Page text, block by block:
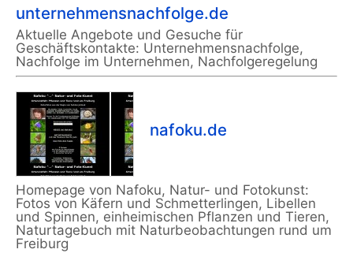
unternehmensnachfolge.de
Aktuelle Angebote und Gesuche für
Geschäftskontakte: Unternehmensnachfolge,
Nachfolge im Unternehmen, Nachfolgeregelung
nafoku.de
Homepage von Nafoku, Natur- und Fotokunst:
Fotos von Käfern und Schmetterlingen, Libellen
und Spinnen, einheimischen Pflanzen und Tieren,
Naturtagebuch mit Naturbeobachtungen rund um
Freiburg